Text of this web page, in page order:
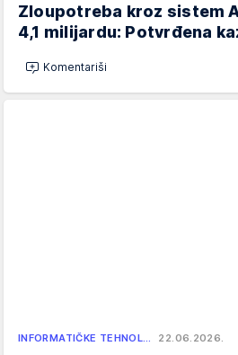
Zloupotreba kroz sistem
4,1 milijardu: Potvrđena
Komentariši
INFORMATIČKE TEHNOL… 22.06.2026.